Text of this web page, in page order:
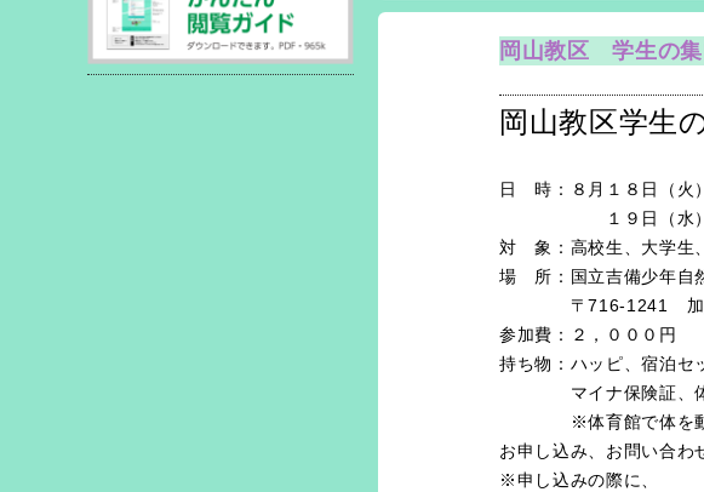
岡山教区 学生の
岡山教区学生
日 時：８月１８日（
１９日（水）
対 象：高校生、大学生
場 所：国立吉備少年自
〒716-1241 加賀郡
参加費：２，０００円
持ち物：ハッピ、宿泊セ
マイナ保険証、体
※体育館で体を動か
お申し込み、お問い合わ
※申し込みの際に、